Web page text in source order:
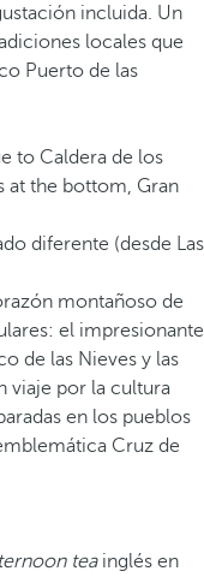
incluida. Un
locales que
Puerto de las
diferente (desde Las
montañoso de
el impresionante
de las Nieves y las
viaje por la cultura
en los pueblos
Cruz de
teainglés en